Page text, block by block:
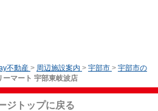
不動産 > 周辺施設案内 > 宇部市 > 宇部市の
ーマート 宇部東岐波店
ジトップに戻る